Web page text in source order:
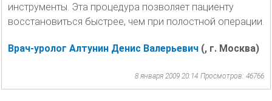
инструменты. Эта процедура позволяет пациенту
восстановиться быстрее, чем при полостной операции.
Врач-уролог Алтунин Денис Валерьевич (, г. Москва)
8 января 2009 20:14 Просмотров: 46766